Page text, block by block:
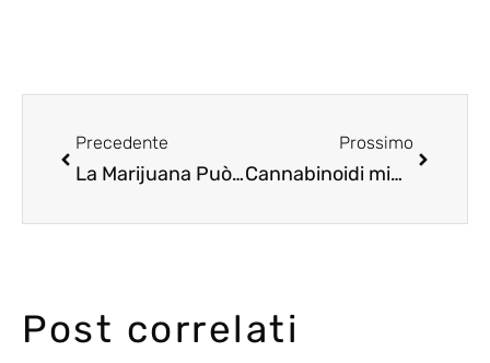
Precedente
La Marijuana Può Migliorare la Qualità della Tua Relazione?
Prossimo
Cannabinoidi minori: l’ascesa di CBG, CBN e THCV come nuova frontiera della cannabis
Post correlati